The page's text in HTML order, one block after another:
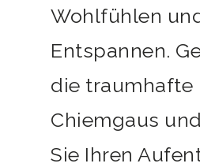
Wohlfühlen
Entspannen.
die traumhafte
Chiemgaus
Sie Ihren